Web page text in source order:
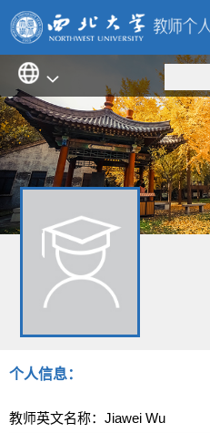
个人信息：
教师英文名称：Jiawei Wu